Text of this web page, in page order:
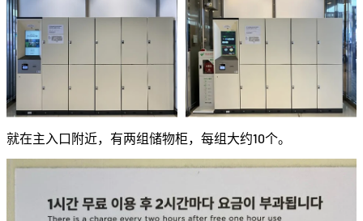
就在主入口附近，有两组储物柜，每组大约10个。